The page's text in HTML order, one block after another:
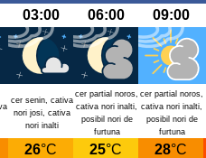
03:00 06:00 09:00
cer senin, cativa
nori josi, cativa
nori inalti
cer partial noros,
cativa nori inalti,
posibil nori de
furtuna
cer partial noros,
cativa nori inalti,
posibil nori de
furtuna
26°C 25°C 28°C